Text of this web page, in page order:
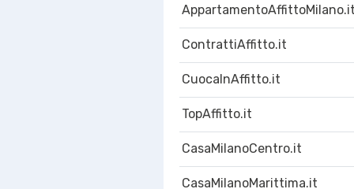
AppartamentoAffittoMilano.it
ContrattiAffitto.it
CuocaInAffitto.it
TopAffitto.it
CasaMilanoCentro.it
CasaMilanoMarittima.it